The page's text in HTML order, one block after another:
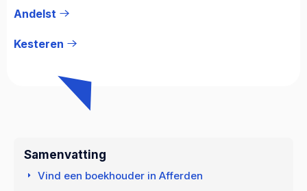
Andelst
Kesteren
Samenvatting
Vind een boekhouder in Afferden